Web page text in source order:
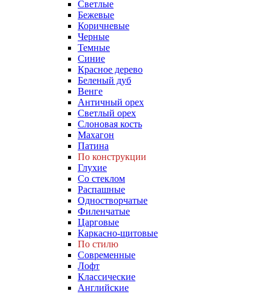
Светлые
Бежевые
Коричневые
Черные
Темные
Синие
Красное дерево
Беленый дуб
Венге
Античный орех
Светлый орех
Слоновая кость
Махагон
Патина
По конструкции
Глухие
Со стеклом
Распашные
Одностворчатые
Филенчатые
Царговые
Каркасно-щитовые
По стилю
Современные
Лофт
Классические
Английские